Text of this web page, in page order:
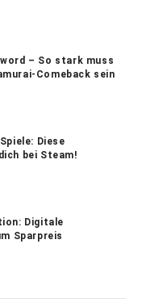
– So stark muss
Comeback sein
Diese
bei Steam!
Digitale
Sparpreis